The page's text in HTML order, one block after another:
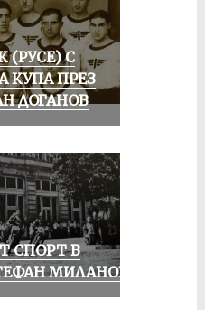
(РУСЕ) С
КУПА ПРЕЗ
ДОГАНОВ
СПОРТ В
МИЛАНОВ